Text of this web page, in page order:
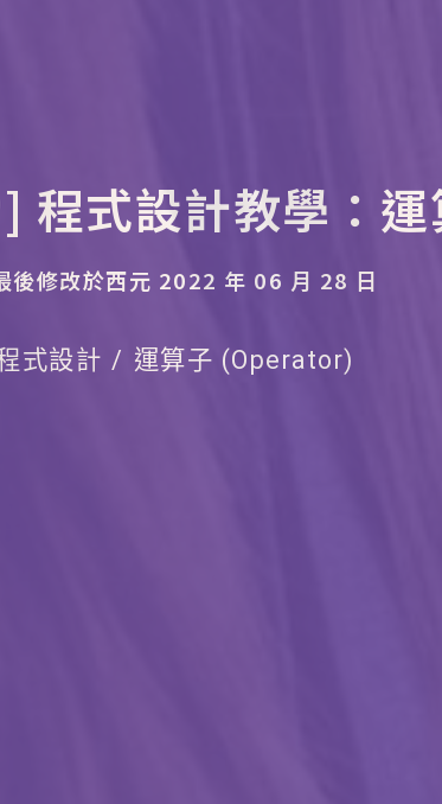
程式設計教學：
後修改於西元 2022 年 06 月 28 日
式設計 運算子 (Operator)